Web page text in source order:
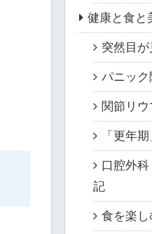
健康と食と
突然目
パニッ
関節リ
「更年
口腔外
記
食を楽し